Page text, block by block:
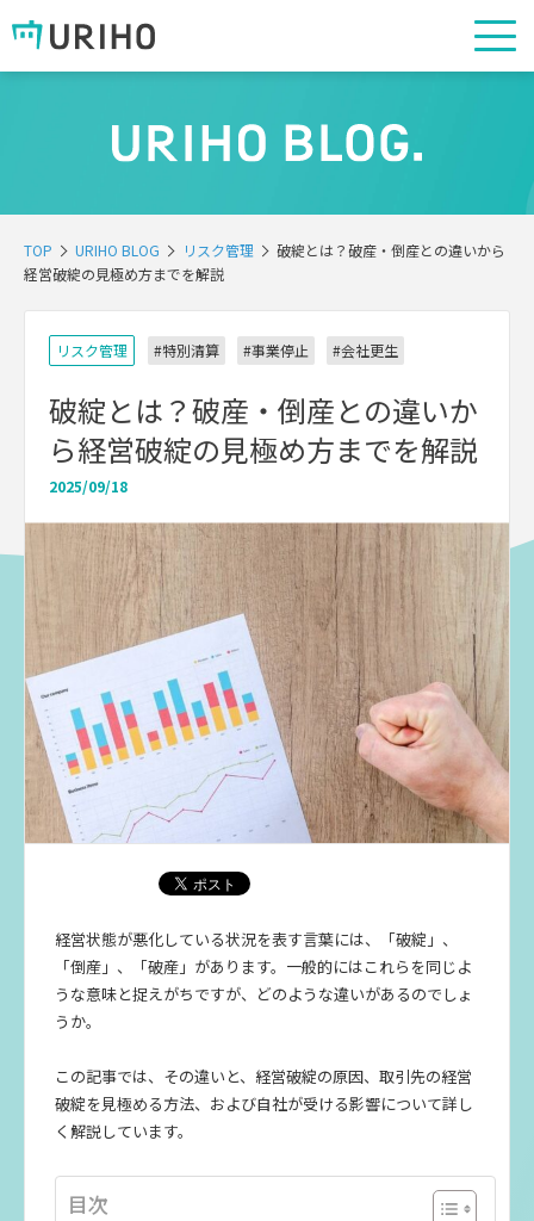
TOP URIHO BLOG リスク管理
破綻とは？破産・倒産との違いから
経営破綻の見極め方までを解説
リスク管理 #特別清算 #事業停止 #会社更生
破綻とは？破産・倒産との違いか
ら経営破綻の見極め方までを解説
2025/09/18
経営状態が悪化している状況を表す言葉には、「破綻」、
「倒産」、「破産」があります。一般的にはこれらを同じよ
うな意味と捉えがちですが、どのような違いがあるのでしょ
うか。
この記事では、その違いと、経営破綻の原因、取引先の経営
破綻を見極める方法、および自社が受ける影響について詳し
く解説しています。
目次